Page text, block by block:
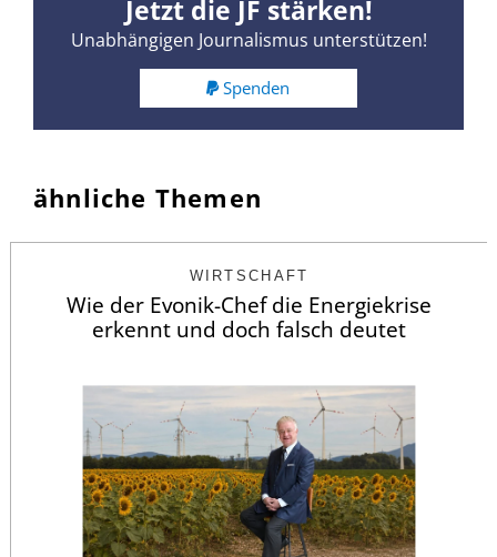
Jetzt die JF stärken!
Unabhängigen Journalismus unterstützen!
Spenden
ähnliche Themen
WIRTSCHAFT
Wie der Evonik-Chef die Energiekrise
erkennt und doch falsch deutet